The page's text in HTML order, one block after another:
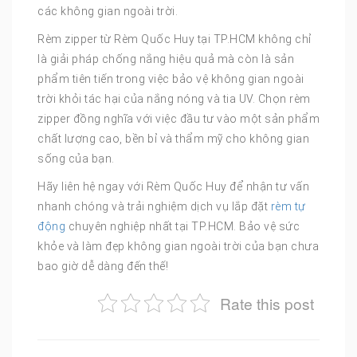
các không gian ngoài trời.
Rèm zipper từ Rèm Quốc Huy tại TP.HCM không chỉ
là giải pháp chống nắng hiệu quả mà còn là sản
phẩm tiên tiến trong việc bảo vệ không gian ngoài
trời khỏi tác hại của nắng nóng và tia UV. Chọn rèm
zipper đồng nghĩa với việc đầu tư vào một sản phẩm
chất lượng cao, bền bỉ và thẩm mỹ cho không gian
sống của bạn.
Hãy liên hệ ngay với Rèm Quốc Huy để nhận tư vấn
nhanh chóng và trải nghiệm dịch vụ lắp đặt rèm tự
động chuyên nghiệp nhất tại TP.HCM. Bảo vệ sức
khỏe và làm đẹp không gian ngoài trời của bạn chưa
bao giờ dễ dàng đến thế!
Rate this post